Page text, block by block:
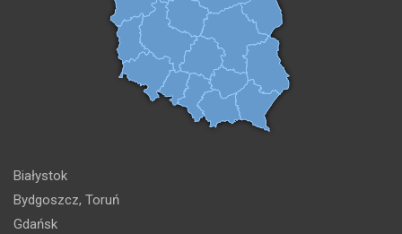
Białystok
Bydgoszcz, Toruń
Gdańsk